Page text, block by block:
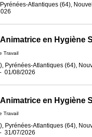
Atlantiques (64),
Travail
Pyrénées-Atlantiques (64),
- 01/08/2026
Travail
Pyrénées-Atlantiques (64),
- 31/07/2026